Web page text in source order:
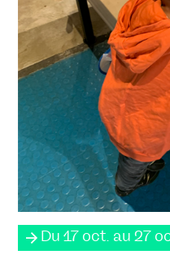
Du 17 oct. au 27